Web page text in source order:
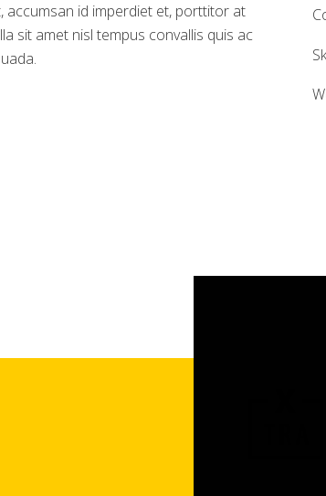
accumsan id imperdiet et, porttitor at
sit amet nisl tempus convallis quis ac